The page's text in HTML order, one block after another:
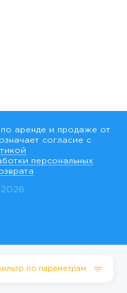
по параметрам
2026
аренде и продаже от
согласие с
персональных